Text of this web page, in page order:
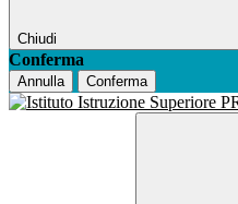
Chiudi
Conferma
Annulla Conferma